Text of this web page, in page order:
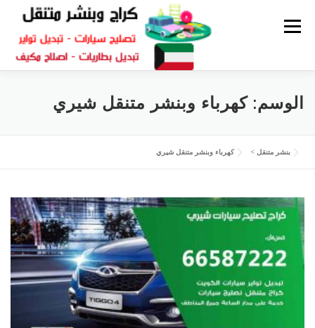
القائمة
كراج تصليح سيارات بنشر الكويت كراج متنقل
سكراب قطع غيار
الوسم:كهرباء وبنشر متنقل شيري
بنشر متنقل > كهرباء وبنشر متنقل شيري